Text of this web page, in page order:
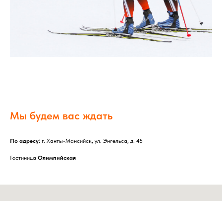
Мы будем вас ждать
По адресу: г. Ханты-Мансийск, ул. Энгельса, д. 45
Гостиница Олимпийская